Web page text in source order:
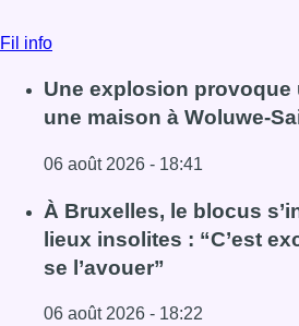
Fil info
Une explosion provoque
une maison à Woluwe-
06 août 2026 - 18:41
Lire l'article Une explosion
À Bruxelles, le blocus
lieux insolites : “C’est
se l’avouer”
06 août 2026 - 18:22